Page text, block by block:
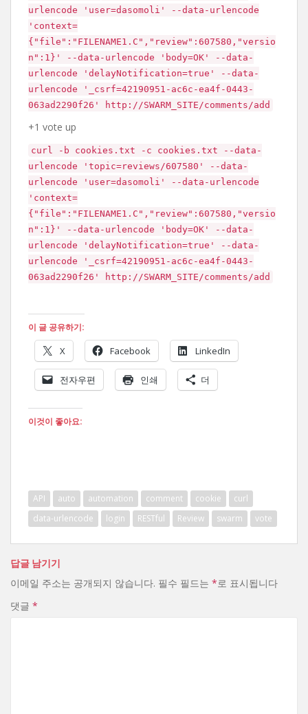
urlencode 'user=dasomoli' --data-urlencode
'context=
{"file":"FILENAME1.C","review":607580,"versio
n":1}' --data-urlencode 'body=OK' --data-
urlencode 'delayNotification=true' --data-
urlencode '_csrf=42190951-ac6c-ea4f-0443-
063ad2290f26' http://SWARM_SITE/comments/add
+1 vote up
curl -b cookies.txt -c cookies.txt --data-
urlencode 'topic=reviews/607580' --data-
urlencode 'user=dasomoli' --data-urlencode
'context=
{"file":"FILENAME1.C","review":607580,"versio
n":1}' --data-urlencode 'body=OK' --data-
urlencode 'delayNotification=true' --data-
urlencode '_csrf=42190951-ac6c-ea4f-0443-
063ad2290f26' http://SWARM_SITE/comments/add
이 글 공유하기:
X Facebook LinkedIn
전자우편 인쇄 더
이것이 좋아요:
API auto automation comment cookie
curl
data-urlencode
login RESTful Review swarm vote
답글 남기기
이메일 주소는 공개되지 않습니다. 필수 필드는 *로 표시됩니다
댓글 *